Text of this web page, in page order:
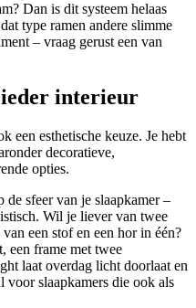
Dan is dit systeem helaas
type ramen andere slimme
– vraag gerust een van
interieur
een esthetische keuze. Je hebt
decoratieve,
opties.
de sfeer van je slaapkamer –
Wil je liever van twee
een stof en een hor in één?
een frame met twee
laat overdag licht doorlaat en
voor slaapkamers die ook als